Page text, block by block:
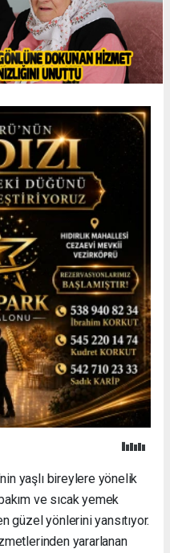
yaşlı bireylere yönelik
ve sıcak yemek
yönlerini yansıtıyor.
yararlanan